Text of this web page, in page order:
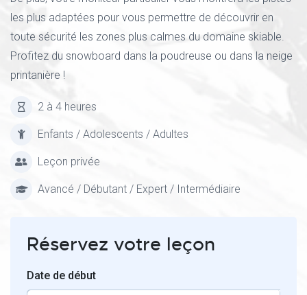
les plus adaptées pour vous permettre de découvrir en
toute sécurité les zones plus calmes du domaine skiable.
Profitez du snowboard dans la poudreuse ou dans la neige
printanière !
2 à 4 heures
Enfants / Adolescents / Adultes
Leçon privée
Avancé / Débutant / Expert / Intermédiaire
Réservez votre leçon
Date de début